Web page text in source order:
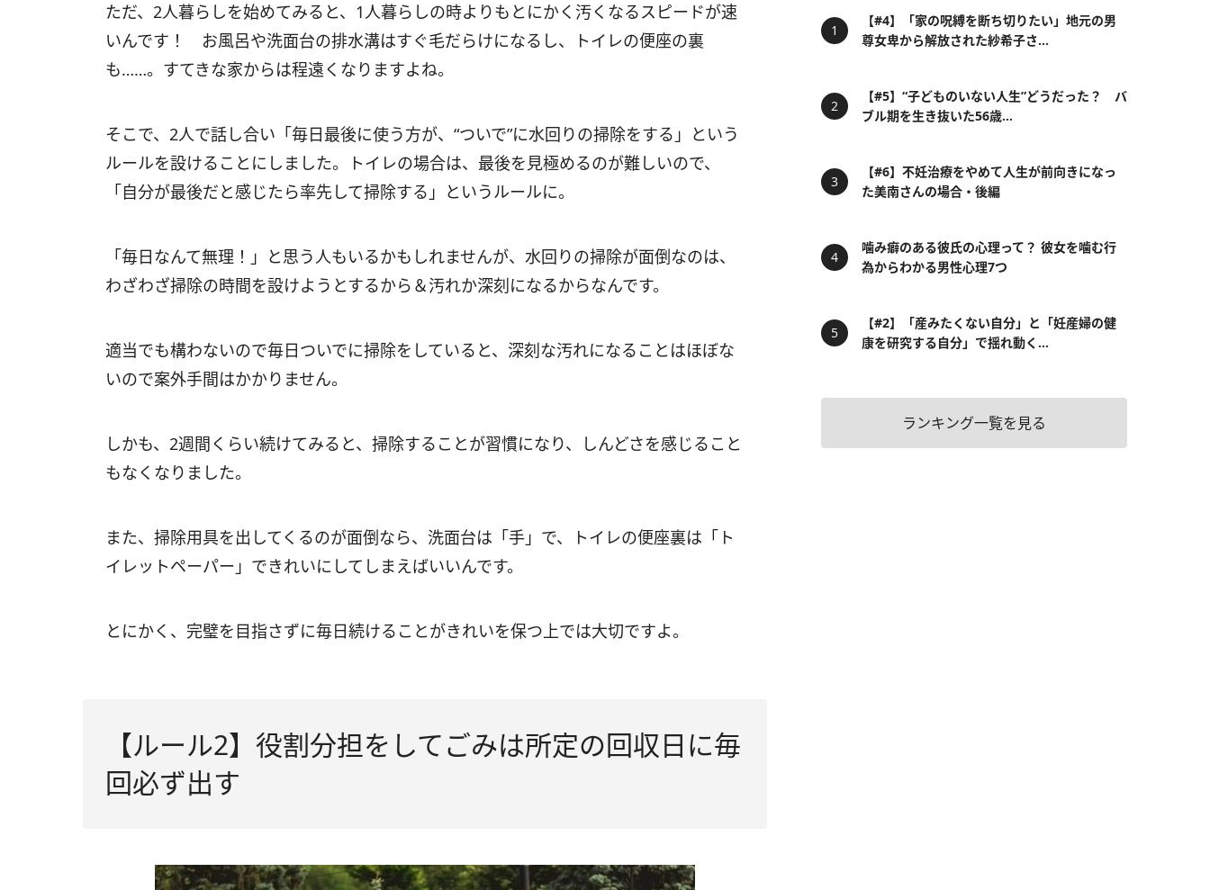
ただ、2人暮らしを始めてみると、1人暮らしの時よりもとにかく汚くなるスピードが速
いんです！ お風呂や洗面台の排水溝はすぐ毛だらけになるし、トイレの便座の裏
も……。すてきな家からは程遠くなりますよね。
そこで、2人で話し合い「毎日最後に使う方が、“ついで”に水回りの掃除をする」という
ルールを設けることにしました。トイレの場合は、最後を見極めるのが難しいので、
「自分が最後だと感じたら率先して掃除する」というルールに。
「毎日なんて無理！」と思う人もいるかもしれませんが、水回りの掃除が面倒なのは、
わざわざ掃除の時間を設けようとするから＆汚れか深刻になるからなんです。
適当でも構わないので毎日ついでに掃除をしていると、深刻な汚れになることはほぼな
いので案外手間はかかりません。
しかも、2週間くらい続けてみると、掃除することが習慣になり、しんどさを感じること
もなくなりました。
また、掃除用具を出してくるのが面倒なら、洗面台は「手」で、トイレの便座裏は「ト
イレットペーパー」できれいにしてしまえばいいんです。
とにかく、完璧を目指さずに毎日続けることがきれいを保つ上では大切ですよ。
【ルール2】役割分担をしてごみは所定の回収日に毎
回必ず出す
【#4】「家の呪縛を断ち切りたい」地元の男
尊女卑から解放された紗希子さ...
【#5】“子どものいない人生”どうだった？ バ
ブル期を生き抜いた56歳...
【#6】不妊治療をやめて人生が前向きになっ
た美南さんの場合・後編
噛み癖のある彼氏の心理って？ 彼女を噛む行
為からわかる男性心理7つ
【#2】「産みたくない自分」と「妊産婦の健
康を研究する自分」で揺れ動く...
ランキング一覧を見る